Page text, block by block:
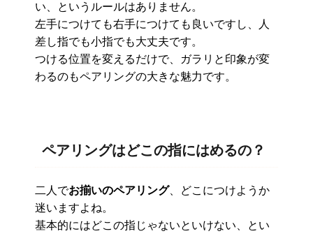
い、というルールはありません。
左手につけても右手につけても良いですし、人
差し指でも小指でも大丈夫です。
つける位置を変えるだけで、ガラリと印象が変
わるのもペアリングの大きな魅力です。
ペアリングはどこの指にはめるの？
二人でお揃いのペアリング、どこにつけようか
迷いますよね。
基本的にはどこの指じゃないといけない、とい